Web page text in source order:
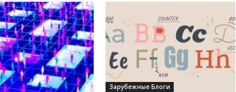
Зарубежные Блоги